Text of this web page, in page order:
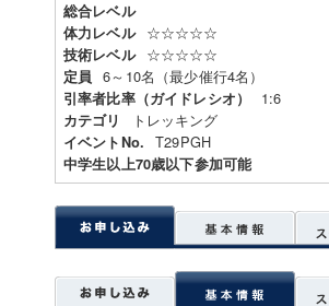
総合レベル
体力レベル
☆☆☆☆☆
技術レベル ☆☆☆☆☆
定員 6～10名（最少催行4名）
引率者比率（ガイドレシオ） 1:6
カテゴリ トレッキング
イベントNo. T29PGH
中学生以上70歳以下参加可能